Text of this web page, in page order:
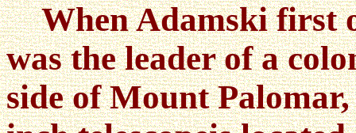
When Adamski first
was the leader of a
side of Mount